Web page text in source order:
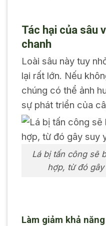
Tác hại của sâu
chanh
Loài sâu này tuy
lại rất lớn. Nếu
chúng có thể ảnh
sự phát triển của
Lá bị tấn công sẽ
hợp, từ đó
Làm giảm khả